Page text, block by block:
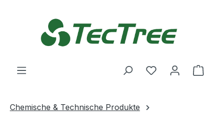
Du hast 0
Chemische & Technische Produkte